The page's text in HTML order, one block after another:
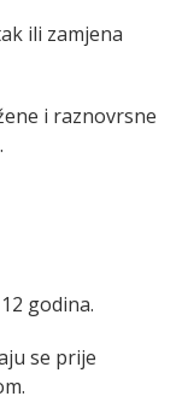
ili zamjena
i raznovrsne
godina.
se prije